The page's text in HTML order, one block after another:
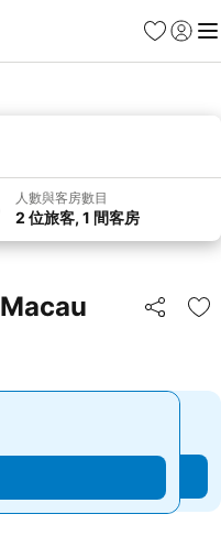
收藏夾
登入 選
人數與客房數目
2 位旅客, 1 間客房
分享
放